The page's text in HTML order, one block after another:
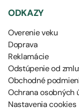
ODKAZY
Overenie veku
Doprava
Reklamácie
Odstúpenie od
Obchodné
Ochrana osobných
Nastavenia cookies